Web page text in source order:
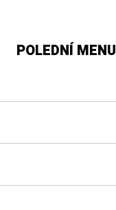
POLEDNÍ MENU